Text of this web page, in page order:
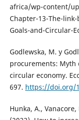
africa/wp-content/
Chapter-13-The-
Goals-and-Circular-
Godlewska, M. y
procurements: Myth
circular economy.
697. https://doi.org/
Hunka, A.,